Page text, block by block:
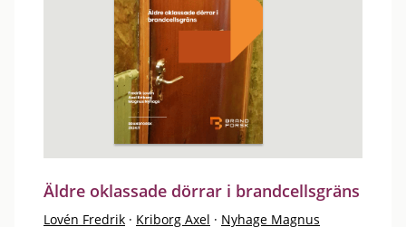
Äldre oklassade dörrar i brandcellsgräns
Lovén Fredrik · Kriborg Axel · Nyhage Magnus